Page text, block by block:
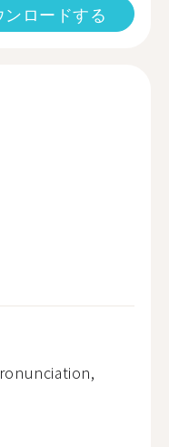
ロードする